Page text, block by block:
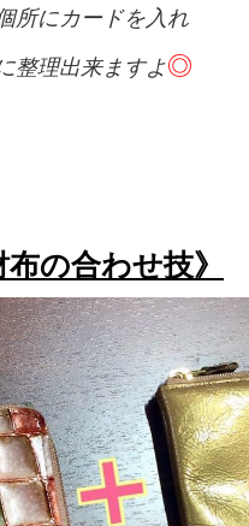
所にカードを入れ
整理出来ますよ◎
の合わせ技》